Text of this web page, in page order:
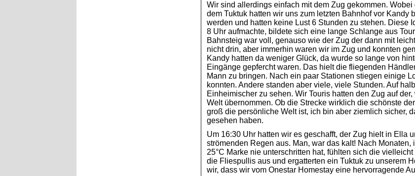
Wir sind allerdings einfach mit dem Zug gekommen.
dem Tuktuk hatten wir uns zum letzten Bahnhof vor Kandy
werden und hatten keine Lust 6 Stunden zu stehen. Diese
8 Uhr aufmachte, bildete sich eine lange Schlange aus
Bahnsteig war voll, genauso wie der Zug der dann mit
nicht drin, aber immerhin waren wir im Zug und konnten
Kandy hatten da weniger Glück, da wurde so lange von
Eingänge gepfercht waren. Das hielt die fliegenden
Mann zu bringen. Nach ein paar Stationen stiegen einige
konnten. Andere standen aber viele, viele Stunden. Auf
Einheimischer zu sehen. Wir Touris hatten den Zug auf
Welt übernommen. Ob die Strecke wirklich die schönste
groß die persönliche Welt ist, ich bin aber ziemlich sicher,
gesehen haben.
Um 16:30 Uhr hatten wir es geschafft, der Zug hielt in Ella
strömenden Regen aus. Man, war das kalt! Nach
25°C Marke nie unterschritten hat, fühlten sich die
die Fliespullis aus und ergatterten ein Tuktuk zu unserem
wir, dass wir vom Onestar Homestay eine hervorragende